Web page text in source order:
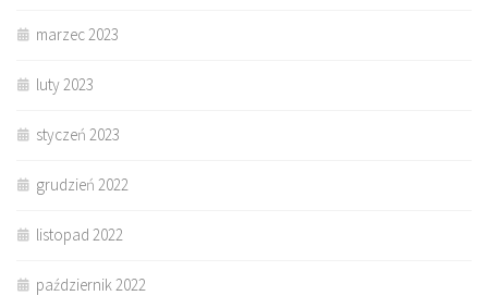
marzec 2023
luty 2023
styczeń 2023
grudzień 2022
listopad 2022
październik 2022